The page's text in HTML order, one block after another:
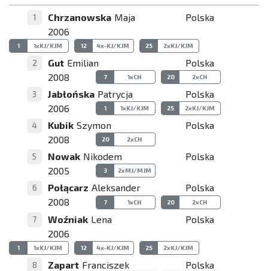
1 Chrzanowska Maja
Polska
2006
1 1xKJ/KJM 12 4x-KJ/KJM 25 2xKJ/KJM
2 Gut Emilian
Polska
2008
7 1xCH 20 2xCH
3 Jabłońska Patrycja
Polska
2006
1 1xKJ/KJM 25 2xKJ/KJM
4 Kubik Szymon
Polska
2008
20 2xCH
5 Nowak Nikodem
Polska
2005
3 2xMJ/MJM
6 Połącarz Aleksander
Polska
2008
7 1xCH 20 2xCH
7 Woźniak Lena
Polska
2006
1 1xKJ/KJM 12 4x-KJ/KJM 25 2xKJ/KJM
8 Zapart Franciszek
Polska